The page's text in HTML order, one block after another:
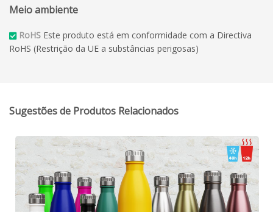
Meio ambiente
RoHS Este produto está em conformidade com a Directiva
RoHS (Restrição da UE a substâncias perigosas)
Sugestões de Produtos Relacionados